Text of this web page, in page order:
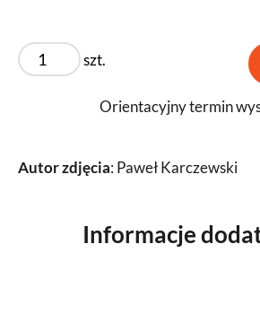
szt.
Orientacyjny termin
Autor zdjęcia: Paweł Karczewski
Informacje